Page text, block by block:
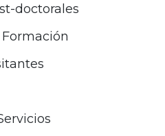
doctorales